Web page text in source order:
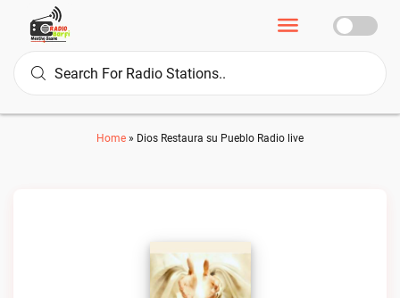
Home » Dios Restaura su Pueblo Radio live